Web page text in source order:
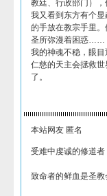
教廷、行政部门），
我又看到东方有个
的手放在教宗手里
圣所弥漫着困惑……
我的神魂不稳，眼
仁慈的天主会拯救
了。
本站网友 匿名
受难中虔诚的修道者
致命者的鲜血是圣教